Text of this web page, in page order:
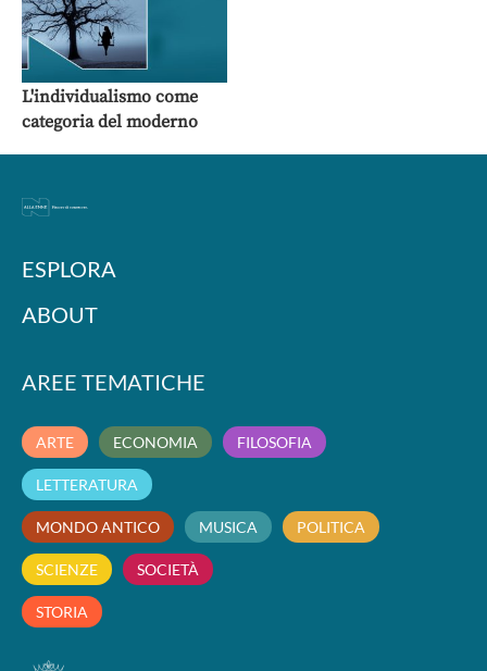
ARTE
LETTERATURA MONDO ANTICO
POLITICA SCIENZE
L'individualismo come
categoria del moderno
ESPLORA
ABOUT
AREE TEMATICHE
ARTE ECONOMIA FILOSOFIA
LETTERATURA
MONDO ANTICO MUSICA POLITICA
SCIENZE SOCIETÀ
STORIA